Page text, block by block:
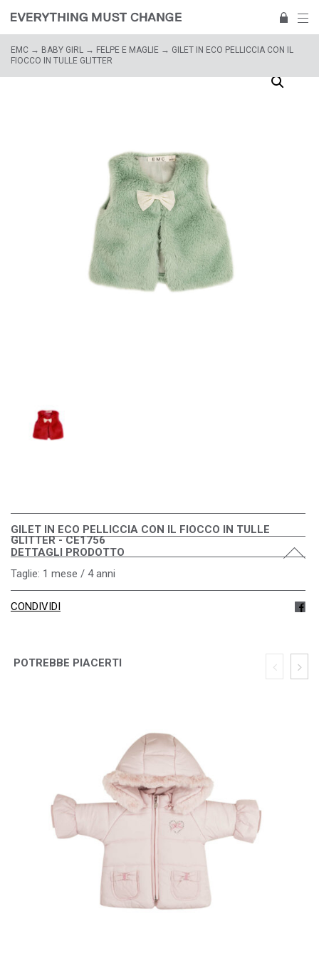
EMC → BABY GIRL → FELPE E MAGLIE → GILET IN ECO PELLICCIA CON IL
FIOCCO IN TULLE GLITTER
GILET IN ECO PELLICCIA CON IL FIOCCO IN TULLE
GLITTER - CE1756
DETTAGLI PRODOTTO
Taglie: 1 mese / 4 anni
CONDIVIDI
POTREBBE PIACERTI